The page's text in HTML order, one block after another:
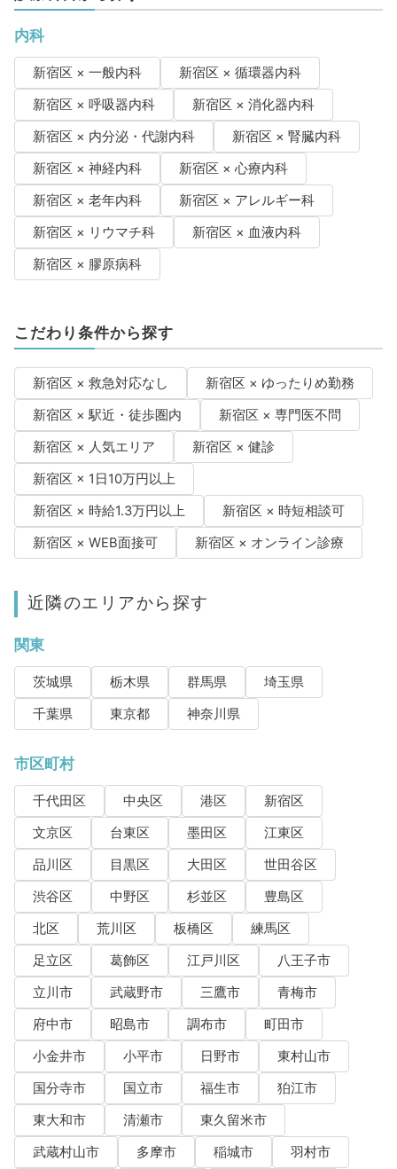
内科
新宿区 × 一般内科
新宿区 × 循環器内科
新宿区 × 呼吸器内科
新宿区 × 消化器内科
新宿区 × 内分泌・代謝内科
新宿区 × 腎臓内科
新宿区 × 神経内科
新宿区 × 心療内科
新宿区 × 老年内科
新宿区 × アレルギー科
新宿区 × リウマチ科
新宿区 × 血液内科
新宿区 × 膠原病科
こだわり条件から探す
新宿区 × 救急対応なし
新宿区 × ゆったりめ勤務
新宿区 × 駅近・徒歩圏内
新宿区 × 専門医不問
新宿区 × 人気エリア
新宿区 × 健診
新宿区 × 1日10万円以上
新宿区 × 時給1.3万円以上
新宿区 × 時短相談可
新宿区 × WEB面接可
新宿区 × オンライン診療
近隣のエリアから探す
関東
茨城県 栃木県 群馬県
埼玉県
千葉県
東京都 神奈川県
市区町村
千代田区 中央区 港区
新宿区
文京区
台東区 墨田区
江東区
品川区
目黒区 大田区
世田谷区
渋谷区
中野区 杉並区
豊島区
北区
荒川区 板橋区
練馬区
足立区
葛飾区 江戸川区
八王子市
立川市
武蔵野市 三鷹市
青梅市
府中市
昭島市 調布市
町田市
小金井市
小平市 日野市
東村山市
国分寺市
国立市 福生市
狛江市
東大和市
清瀬市
東久留米市
武蔵村山市
多摩市 稲城市
羽村市